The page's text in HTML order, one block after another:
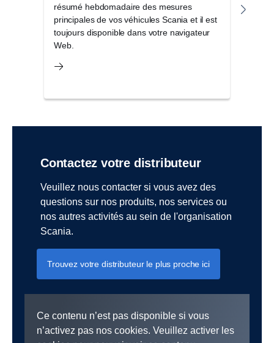
résumé hebdomadaire des mesures
principales de vos véhicules Scania et il est
toujours disponible dans votre navigateur
Web.
Contactez votre distributeur
Veuillez nous contacter si vous avez des
questions sur nos produits, nos services ou
nos autres activités au sein de l'organisation
Scania.
Trouvez votre distributeur le plus proche ici
Ce contenu n’est pas disponible si vous
n’activez pas nos cookies. Veuillez activer les